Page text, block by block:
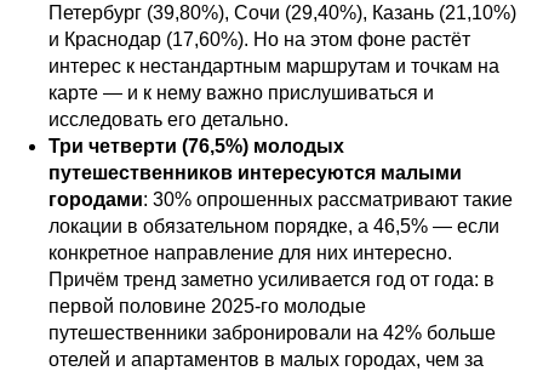
Петербург (39,80%), Сочи (29,40%), Казань (21,10%)
и Краснодар (17,60%). Но на этом фоне растёт
интерес к нестандартным маршрутам и точкам на
карте — и к нему важно прислушиваться и
исследовать его детально.
Три четверти (76,5%) молодых
путешественников интересуются малыми
городами: 30% опрошенных рассматривают такие
локации в обязательном порядке, а 46,5% — если
конкретное направление для них интересно.
Причём тренд заметно усиливается год от года: в
первой половине 2025-го молодые
путешественники забронировали на 42% больше
отелей и апартаментов в малых городах, чем за